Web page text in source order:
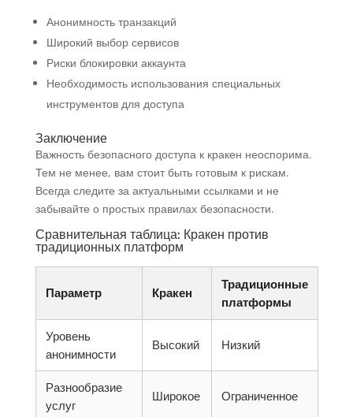
Анонимность транзакций
Широкий выбор сервисов
Риски блокировки аккаунта
Необходимость использования специальных
инструментов для доступа
Заключение
Важность безопасного доступа к кракен неоспорима.
Тем не менее, вам стоит быть готовым к рискам.
Всегда следите за актуальными ссылками и не
забывайте о простых правилах безопасности.
Сравнительная таблица: Кракен против
традиционных платформ
Параметр Кракен
Традиционные
платформы
Уровень
анонимности
Высокий Низкий
Разнообразие
услуг
Широкое Ограниченное